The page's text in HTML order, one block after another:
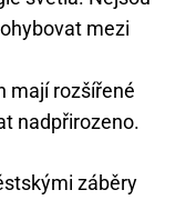
mezi
mají rozšířené
nadpřirozeno.
záběry